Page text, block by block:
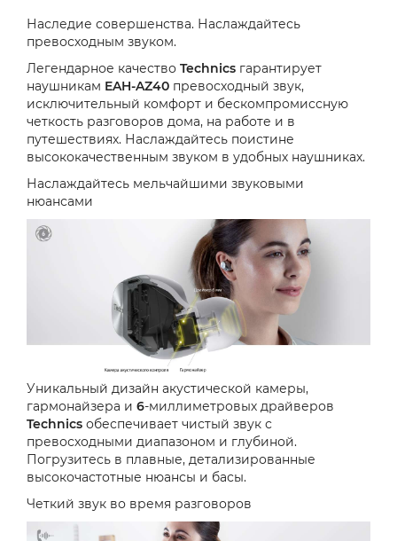
Наследие совершенства. Наслаждайтесь
превосходным звуком.
Легендарное качество Technics гарантирует
наушникам EAH-AZ40 превосходный звук,
исключительный комфорт и бескомпромиссную
четкость разговоров дома, на работе и в
путешествиях. Наслаждайтесь поистине
высококачественным звуком в удобных наушниках.
Наслаждайтесь мельчайшими звуковыми
нюансами
Уникальный дизайн акустической камеры,
гармонайзера и 6-миллиметровых драйверов
Technics обеспечивает чистый звук с
превосходными диапазоном и глубиной.
Погрузитесь в плавные, детализированные
высокочастотные нюансы и басы.
Четкий звук во время разговоров